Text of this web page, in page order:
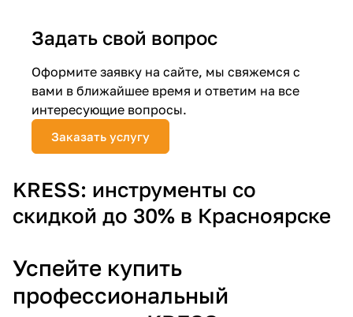
Задать свой вопрос
Оформите заявку на сайте, мы свяжемся с
вами в ближайшее время и ответим на все
интересующие вопросы.
Заказать услугу
KRESS: инструменты со
скидкой до 30% в Красноярске
Успейте купить
профессиональный
Добавляйте товары
в корзину
Оплачивайте сегодня только
25% картой любого банка
Получайте товар
выбранный способом
Оставшиеся75% будут
списыватьсяс вашей карты